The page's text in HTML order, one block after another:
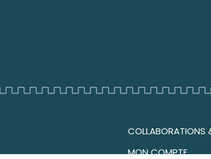
COLLABORATIONS
MON COMPTE